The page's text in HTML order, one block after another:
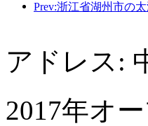
アドレス:
2017年オ